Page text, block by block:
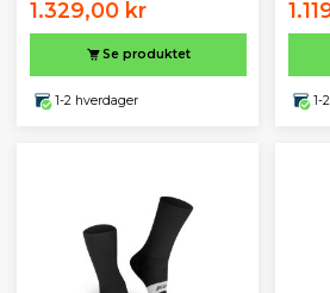
1.329,00 kr
Se produktet
1-2 hverdager 1-